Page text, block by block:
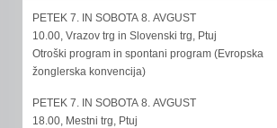
PETEK 7. IN SOBOTA 8. AVGUST
10.00, Vrazov trg in Slovenski trg, Ptuj
Otroški program in spontani program (Evropska
žonglerska konvencija)
PETEK 7. IN SOBOTA 8. AVGUST
18.00, Mestni trg, Ptuj